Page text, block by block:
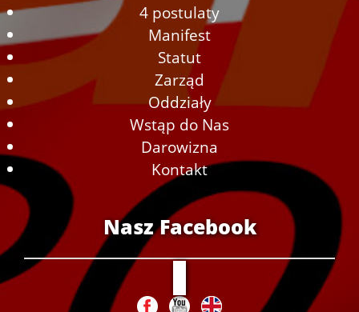
4 postulaty
Manifest
Statut
Zarząd
Oddziały
Wstąp do Nas
Darowizna
Kontakt
Nasz Facebook